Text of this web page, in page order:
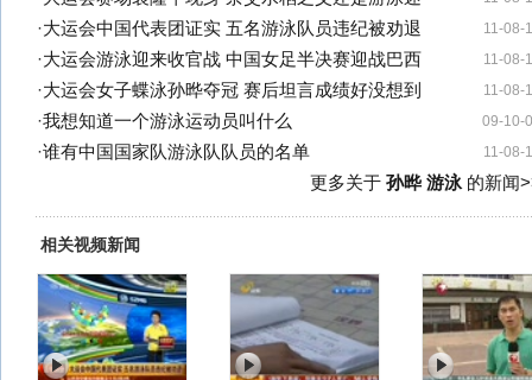
11-08-
·大运会中国代表团证实 五名游泳队员违纪被劝退
11-08-
·大运会游泳迎来收官战 中国女足半决赛迎战巴西
11-08-
·大运会女子蝶泳孙晔夺冠 赛后坦言成绩好没想到
09-10-
·我想知道一个游泳运动员叫什么
11-08-
·谁有中国国家队游泳队队员的名单
更多关于 孙晔 游泳的新闻
相关视频新闻